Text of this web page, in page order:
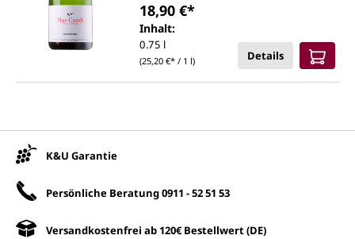
Inhalt:
0.75 l
(25,20 €* / 1 l)
18,90 €*
Details
K&U Garantie
Persönliche Beratung0911 - 52 51 53
Versandkostenfrei ab 120€ Bestellwert (DE)